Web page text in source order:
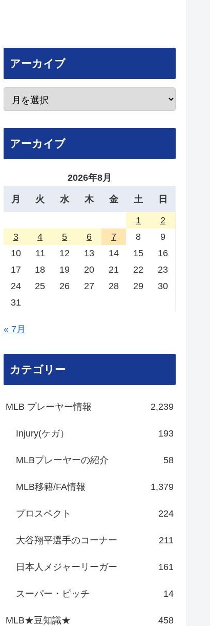
アーカイブ
アーカイブ
2026年8月
月 火 水 木 金 土 日
1
2
3
4 5 6 7 8
9
10
11 12 13 14 15
16
17
18 19 20 21 22
23
24
25 26 27 28 29
30
31
« 7月
カテゴリー
MLB プレーヤー情報 2,239
Injury(ケガ） 193
MLBプレーヤーの紹介 58
MLB移籍/FA情報 1,379
プロスペクト 224
大谷翔平選手のコーナー 211
日本人メジャーリーガー 161
スーパー・ピッチ 14
MLB★豆知識★ 458